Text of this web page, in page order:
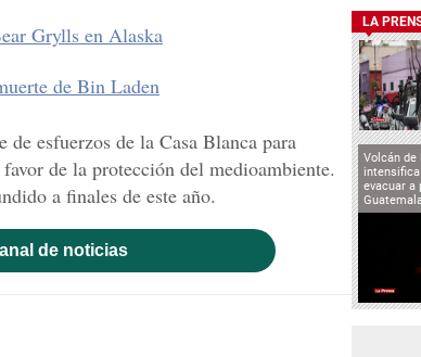
Grylls en Alaska
de Bin Laden
esfuerzos de la Casa Blanca para
de la protección del medioambiente.
a finales de este año.
de noticias
LA
Volcán de
evacuar a
Guatemala